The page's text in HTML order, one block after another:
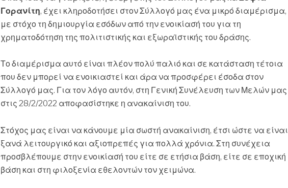
Γορανίτη, έχει κληροδοτήσει στον Σύλλογό μας ένα μικρό διαμέρισμα,
με στόχο τη δημιουργία εσόδων από την ενοικίασή του για τη
χρηματοδότηση της πολιτιστικής και εξωραϊστικής του δράσης.
Το διαμέρισμα αυτό είναι πλέον πολύ παλιό και σε κατάσταση τέτοια
που δεν μπορεί να ενοικιαστεί και άρα να προσφέρει έσοδα στον
Σύλλογό μας. Για τον λόγο αυτόν, στη Γενική Συνέλευση των Μελών μας
στις 28/2/2022 αποφασίστηκε η ανακαίνιση του.
Στόχος μας είναι να κάνουμε μία σωστή ανακαίνιση, έτσι ώστε να είναι
ξανά λειτουργικό και αξιοπρεπές για πολλά χρόνια. Στη συνέχεια
προσβλέπουμε στην ενοικίασή του είτε σε ετήσια βάση, είτε σε εποχική
βάση και στη φιλοξενία εθελοντών τον χειμώνα.